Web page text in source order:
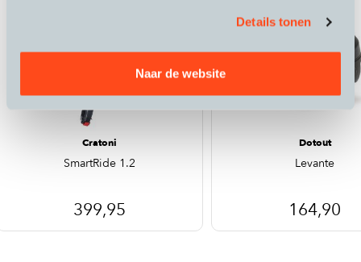
Details tonen
Naar de website
Cratoni
SmartRide 1.2
399,95
Dotout
Levante
164,90